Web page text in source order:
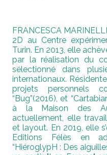
FRANCESCA
2D au Centre
Turin. En 2013, elle
par la réalisation du
sélectionné dans
internationaux.
projets personnels
“Bug”(2016), et
à la Maison des
actuellement, elle
et layout. En 2019, elle
Editions Félès en
“HiéroglypH : Des